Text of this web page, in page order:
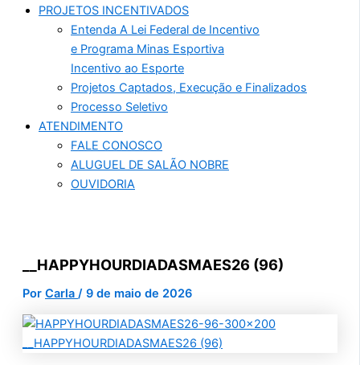
PROJETOS INCENTIVADOS
Entenda A Lei Federal de Incentivo
e Programa Minas Esportiva
Incentivo ao Esporte
Projetos Captados, Execução e Finalizados
Processo Seletivo
ATENDIMENTO
FALE CONOSCO
ALUGUEL DE SALÃO NOBRE
OUVIDORIA
__HAPPYHOURDIADASMAES26 (96)
Por Carla / 9 de maio de 2026